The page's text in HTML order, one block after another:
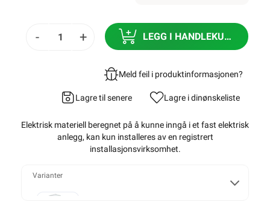
- + LEGG I HANDLEKURV
Meld feil i produktinformasjonen?
Lagre til senere Lagre i dinønskeliste
Elektrisk materiell beregnet på å kunne inngå i et fast elektrisk
anlegg, kan kun installeres av en registrert
installasjonsvirksomhet.
Varianter